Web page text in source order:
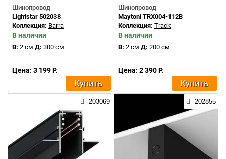
Шинопровод
Lightstar 502038
Коллекция: Barra
В наличии
В: 2 см Д: 300 см
Цена: 3 199 Р.
Купить
Шинопровод
Maytoni TRX004-112B
Коллекция: Track
В наличии
В: 2 см Д: 200 см
Цена: 2 390 Р.
Купить
203069 202855